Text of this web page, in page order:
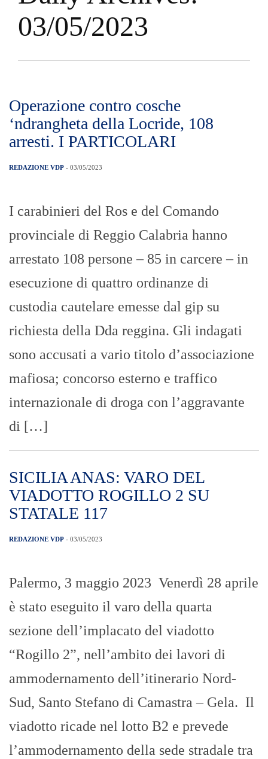
03/05/2023
Operazione contro cosche
‘ndrangheta della Locride, 108
arresti. I PARTICOLARI
REDAZIONE VDP - 03/05/2023
I carabinieri del Ros e del Comando
provinciale di Reggio Calabria hanno
arrestato 108 persone – 85 in carcere – in
esecuzione di quattro ordinanze di
custodia cautelare emesse dal gip su
richiesta della Dda reggina. Gli indagati
sono accusati a vario titolo d’associazione
mafiosa; concorso esterno e traffico
internazionale di droga con l’aggravante
di […]
SICILIA ANAS: VARO DEL
VIADOTTO ROGILLO 2 SU
STATALE 117
REDAZIONE VDP - 03/05/2023
Palermo, 3 maggio 2023 Venerdì 28 aprile
è stato eseguito il varo della quarta
sezione dell’implacato del viadotto
“Rogillo 2”, nell’ambito dei lavori di
ammodernamento dell’itinerario Nord-
Sud, Santo Stefano di Camastra – Gela. Il
viadotto ricade nel lotto B2 e prevede
l’ammodernamento della sede stradale tra